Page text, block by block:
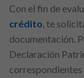
Con el fin de
crédito, te
documentación.
Declaración